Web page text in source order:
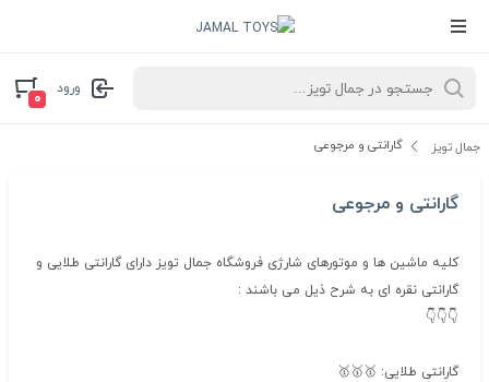
ورود
۰
جمال تویز گارانتی و مرجوعی
گارانتی و مرجوعی
کلیه ماشین ها و موتورهای شارژی فروشگاه جمال تویز دارای گارانتی طلایی و
گارانتی نقره ای به شرح ذیل می باشند :
👇👇👇
گارانتی طلایی: 🥇🥇🥇